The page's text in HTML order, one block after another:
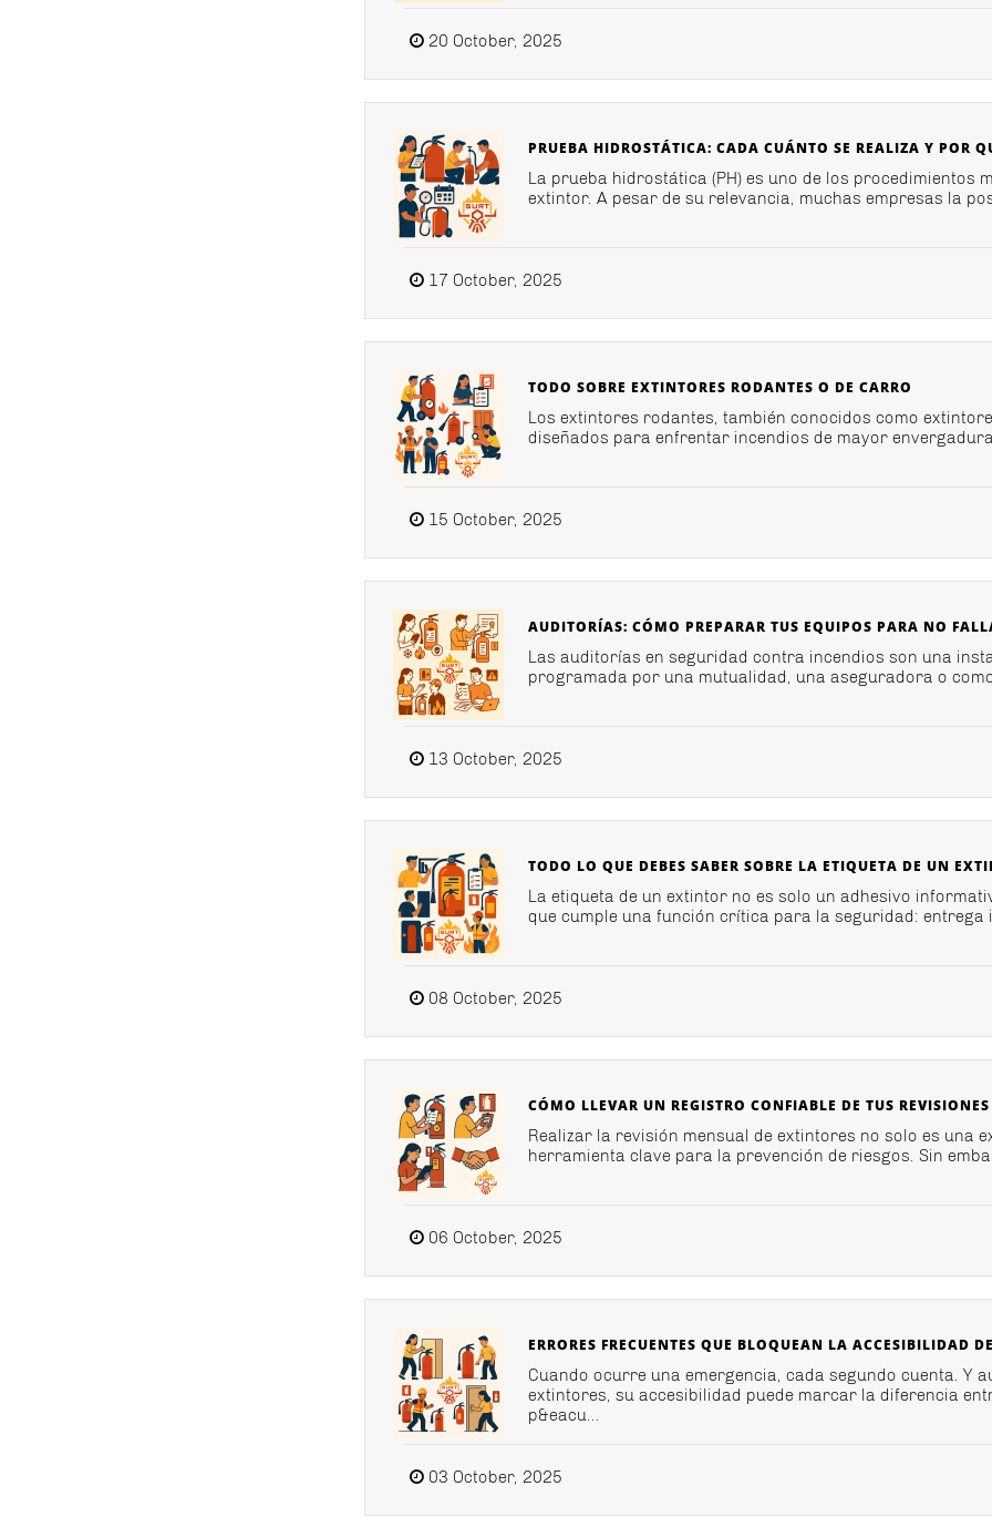
20 October, 2025
PRUEBA HIDROSTÁTICA: CADA CUÁNTO SE REALIZA Y POR
La prueba hidrostática (PH) es uno de los procedimientos
extintor. A pesar de su relevancia, muchas empresas la
17 October, 2025
TODO SOBRE EXTINTORES RODANTES O DE CARRO
Los extintores rodantes, también conocidos como
diseñados para enfrentar incendios de mayor
15 October, 2025
AUDITORÍAS: CÓMO PREPARAR TUS EQUIPOS PARA NO
Las auditorías en seguridad contra incendios son una
programada por una mutualidad, una aseguradora o
13 October, 2025
TODO LO QUE DEBES SABER SOBRE LA ETIQUETA DE UN
La etiqueta de un extintor no es solo un adhesivo
que cumple una función crítica para la seguridad: entrega
08 October, 2025
CÓMO LLEVAR UN REGISTRO CONFIABLE DE TUS
Realizar la revisión mensual de extintores no solo es una
herramienta clave para la prevención de riesgos. Sin
06 October, 2025
ERRORES FRECUENTES QUE BLOQUEAN LA ACCESIBILIDAD
Cuando ocurre una emergencia, cada segundo cuenta. Y
extintores, su accesibilidad puede marcar la diferencia
p&eacu...
03 October, 2025